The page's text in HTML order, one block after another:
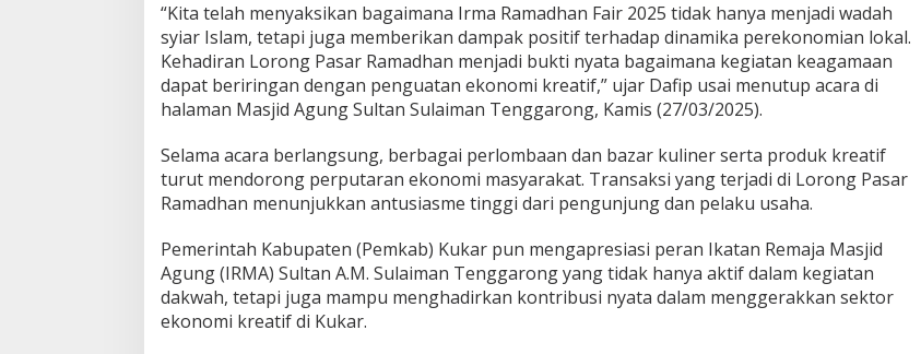
“Kita telah menyaksikan bagaimana Irma Ramadhan Fair 2025 tidak hanya menjadi wadah
syiar Islam, tetapi juga memberikan dampak positif terhadap dinamika perekonomian lokal.
Kehadiran Lorong Pasar Ramadhan menjadi bukti nyata bagaimana kegiatan keagamaan
dapat beriringan dengan penguatan ekonomi kreatif,” ujar Dafip usai menutup acara di
halaman Masjid Agung Sultan Sulaiman Tenggarong, Kamis (27/03/2025).
Selama acara berlangsung, berbagai perlombaan dan bazar kuliner serta produk kreatif
turut mendorong perputaran ekonomi masyarakat. Transaksi yang terjadi di Lorong Pasar
Ramadhan menunjukkan antusiasme tinggi dari pengunjung dan pelaku usaha.
Pemerintah Kabupaten (Pemkab) Kukar pun mengapresiasi peran Ikatan Remaja Masjid
Agung (IRMA) Sultan A.M. Sulaiman Tenggarong yang tidak hanya aktif dalam kegiatan
dakwah, tetapi juga mampu menghadirkan kontribusi nyata dalam menggerakkan sektor
ekonomi kreatif di Kukar.